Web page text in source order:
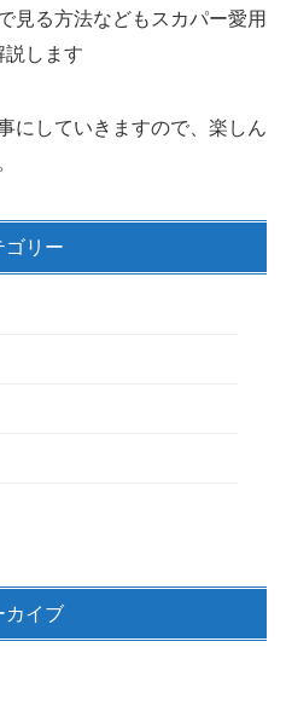
見る方法などもスカパー愛用
説します
にしていきますので、楽しん
ゴリー
カイブ